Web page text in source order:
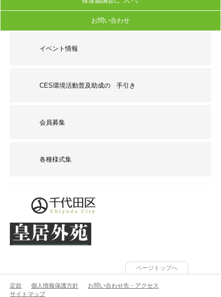
お問い合わせ
イベント情報
CES環境活動普及助成の 手引き
会員募集
各種様式集
ページトップへ
定款 個人情報保護方針
お問い合わせ先・アクセス
サイトマップ